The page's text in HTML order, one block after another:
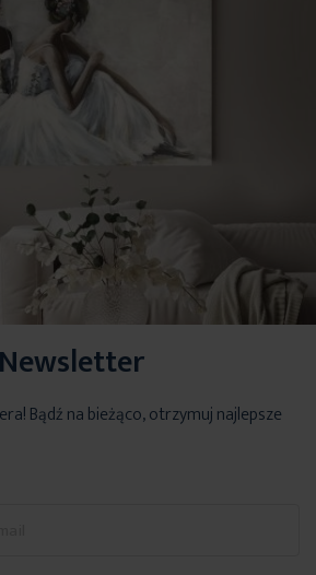
Newsletter
Bądź na bieżąco, otrzymuj najlepsze